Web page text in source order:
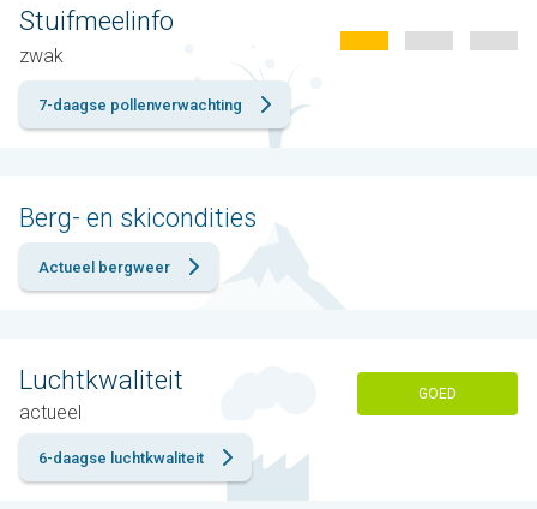
Stuifmeelinfo
zwak
7-daagse pollenverwachting
Berg- en skicondities
Actueel bergweer
Luchtkwaliteit
actueel
GOED
6-daagse luchtkwaliteit